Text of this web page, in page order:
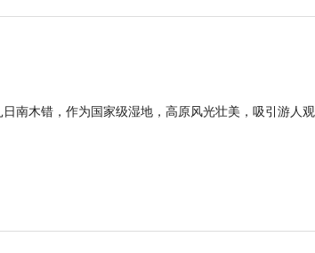
南木错，作为国家级湿地，高原风光壮美，吸引游人观